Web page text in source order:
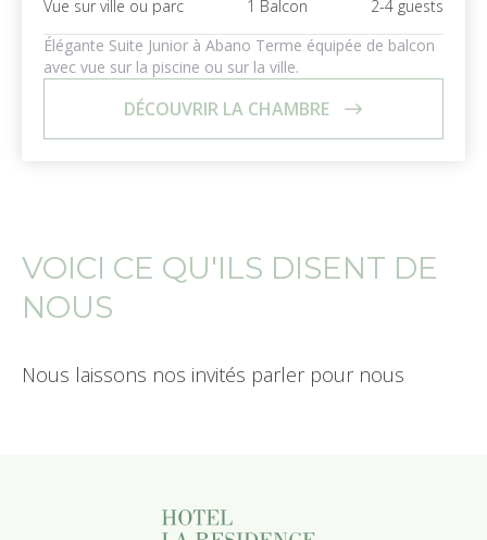
Vue sur ville ou parc 1 Balcon
2-4 guests
Élégante Suite Junior à Abano Terme équipée de balcon
avec vue sur la piscine ou sur la ville.
DÉCOUVRIR LA CHAMBRE
VOICI CE QU'ILS DISENT DE
NOUS
Nous laissons nos invités parler pour nous